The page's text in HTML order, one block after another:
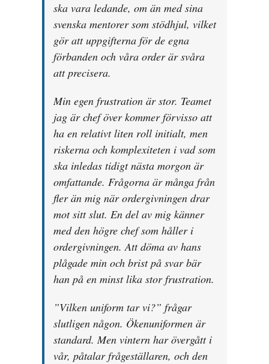
ska vara ledande, om än med sina
svenska mentorer som stödhjul, vilket
gör att uppgifterna för de egna
förbanden och våra order är svåra
att precisera.
Min egen frustration är stor. Teamet
jag är chef över kommer förvisso att
ha en relativt liten roll initialt, men
riskerna och komplexiteten i vad som
ska inledas tidigt nästa morgon är
omfattande. Frågorna är många från
fler än mig när ordergivningen drar
mot sitt slut. En del av mig känner
med den högre chef som håller i
ordergivningen. Att döma av hans
plågade min och brist på svar bär
han på en minst lika stor frustration.
”Vilken uniform tar vi?” frågar
slutligen någon. Ökenuniformen är
standard. Men vintern har övergått i
vår, påtalar frågeställaren, och den